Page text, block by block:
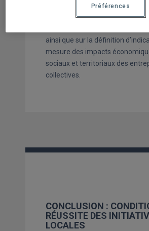
Ses intérêts de recherche
l’économie sociale et le
ainsi que sur la définition
mesure des impacts
sociaux et territoriaux des
collectives.
CONCLUSION :
RÉUSSITE DES
LOCALES
Préférences